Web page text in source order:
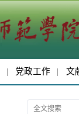
| 党政工作 | 文